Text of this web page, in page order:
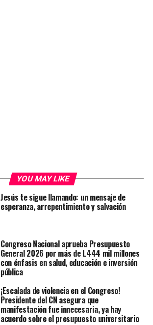
YOU MAY LIKE
Jesús te sigue llamando: un mensaje de
esperanza, arrepentimiento y salvación
Congreso Nacional aprueba Presupuesto
General 2026 por más de L444 mil millones
con énfasis en salud, educación e inversión
pública
¡Escalada de violencia en el Congreso!
Presidente del CN asegura que
manifestación fue innecesaria, ya hay
acuerdo sobre el presupuesto universitario